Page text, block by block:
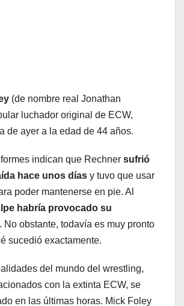
(de nombre real Jonathan
luchador original de ECW,
de ayer a la edad de 44 años.
indican que Rechner sufrió
hace unos días y tuvo que usar
poder mantenerse en pie. Al
habría provocado su
. No obstante, todavía es muy pronto
sucedió exactamente.
del mundo del wrestling,
con la extinta ECW, se
en las últimas horas. Mick Foley